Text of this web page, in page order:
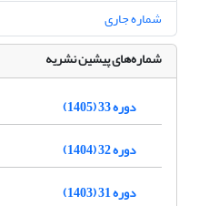
شماره جاری
شماره‌های پیشین نشریه
دوره 33 (1405)
دوره 32 (1404)
دوره 31 (1403)